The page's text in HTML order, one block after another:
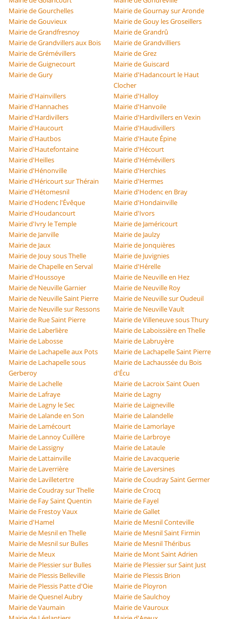
Mairie de Gourchelles
Mairie de Gournay sur Aronde
Mairie de Gouvieux
Mairie de Gouy les Groseillers
Mairie de Grandfresnoy
Mairie de Grandrû
Mairie de Grandvillers aux Bois
Mairie de Grandvilliers
Mairie de Grémévillers
Mairie de Grez
Mairie de Guignecourt
Mairie de Guiscard
Mairie de Gury
Mairie d'Hadancourt le Haut
Clocher
Mairie d'Hainvillers
Mairie d'Halloy
Mairie d'Hannaches
Mairie d'Hanvoile
Mairie d'Hardivillers
Mairie d'Hardivillers en Vexin
Mairie d'Haucourt
Mairie d'Haudivillers
Mairie d'Hautbos
Mairie d'Haute Épine
Mairie d'Hautefontaine
Mairie d'Hécourt
Mairie d'Heilles
Mairie d'Hémévillers
Mairie d'Hénonville
Mairie d'Herchies
Mairie d'Héricourt sur Thérain
Mairie d'Hermes
Mairie d'Hétomesnil
Mairie d'Hodenc en Bray
Mairie d'Hodenc l'Évêque
Mairie d'Hondainville
Mairie d'Houdancourt
Mairie d'Ivors
Mairie d'Ivry le Temple
Mairie de Jaméricourt
Mairie de Janville
Mairie de Jaulzy
Mairie de Jaux
Mairie de Jonquières
Mairie de Jouy sous Thelle
Mairie de Juvignies
Mairie de Chapelle en Serval
Mairie d'Hérelle
Mairie d'Houssoye
Mairie de Neuville en Hez
Mairie de Neuville Garnier
Mairie de Neuville Roy
Mairie de Neuville Saint Pierre
Mairie de Neuville sur Oudeuil
Mairie de Neuville sur Ressons
Mairie de Neuville Vault
Mairie de Rue Saint Pierre
Mairie de Villeneuve sous Thury
Mairie de Laberlière
Mairie de Laboissière en Thelle
Mairie de Labosse
Mairie de Labruyère
Mairie de Lachapelle aux Pots
Mairie de Lachapelle Saint Pierre
Mairie de Lachapelle sous
Gerberoy
Mairie de Lachaussée du Bois
d'Écu
Mairie de Lachelle
Mairie de Lacroix Saint Ouen
Mairie de Lafraye
Mairie de Lagny
Mairie de Lagny le Sec
Mairie de Laigneville
Mairie de Lalande en Son
Mairie de Lalandelle
Mairie de Lamécourt
Mairie de Lamorlaye
Mairie de Lannoy Cuillère
Mairie de Larbroye
Mairie de Lassigny
Mairie de Lataule
Mairie de Lattainville
Mairie de Lavacquerie
Mairie de Laverrière
Mairie de Laversines
Mairie de Lavilletertre
Mairie de Coudray Saint Germer
Mairie de Coudray sur Thelle
Mairie de Crocq
Mairie de Fay Saint Quentin
Mairie de Fayel
Mairie de Frestoy Vaux
Mairie de Gallet
Mairie d'Hamel
Mairie de Mesnil Conteville
Mairie de Mesnil en Thelle
Mairie de Mesnil Saint Firmin
Mairie de Mesnil sur Bulles
Mairie de Mesnil Théribus
Mairie de Meux
Mairie de Mont Saint Adrien
Mairie de Plessier sur Bulles
Mairie de Plessier sur Saint Just
Mairie de Plessis Belleville
Mairie de Plessis Brion
Mairie de Plessis Patte d'Oie
Mairie de Ployron
Mairie de Quesnel Aubry
Mairie de Saulchoy
Mairie de Vaumain
Mairie de Vauroux